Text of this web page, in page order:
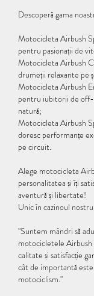
Descoperă gama
Motocicleta Airbush
pentru pasionații de
Motocicleta Airbush
drumeții relaxante pe
Motocicleta Airbush
pentru iubitorii de
natură;
Motocicleta Airbush
doresc performanțe
pe circuit.
Alege motocicleta
personalitatea și îți
aventură și libertate!
Unic în cazinoul
"Suntem mândri să
motocicletele
calitate și satisfacție
cât de importantă
motociclism."